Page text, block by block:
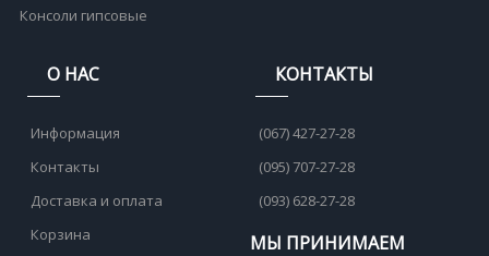
Консоли гипсовые
О НАС
Информация
Контакты
Доставка и оплата
Корзина
КОНТАКТЫ
(067) 427-27-28
(095) 707-27-28
(093) 628-27-28
МЫ ПРИНИМАЕМ